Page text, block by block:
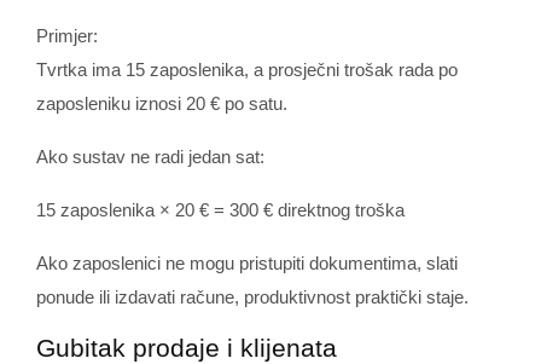
Primjer:
Tvrtka ima 15 zaposlenika, a prosječni trošak rada po
zaposleniku iznosi 20 € po satu.
Ako sustav ne radi jedan sat:
15 zaposlenika × 20 € = 300 € direktnog troška
Ako zaposlenici ne mogu pristupiti dokumentima, slati
ponude ili izdavati račune, produktivnost praktički staje.
Gubitak prodaje i klijenata